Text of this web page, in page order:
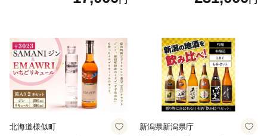
uper dry 11回 缶ビール 缶 ギ
フト 内祝い 茨城県守谷市 送
料無料
北海道様似町 新潟県新潟県庁